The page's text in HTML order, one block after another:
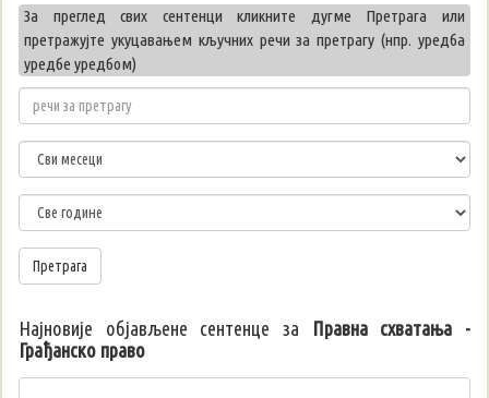
За преглед свих сентенци кликните дугме Претрага или
претражујте укуцавањем кључних речи за претрагу (нпр. уредба
уредбе уредбом)
Најновије објављене сентенце за
Правна схватања -
Грађанско право